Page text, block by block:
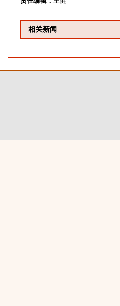
相关新闻